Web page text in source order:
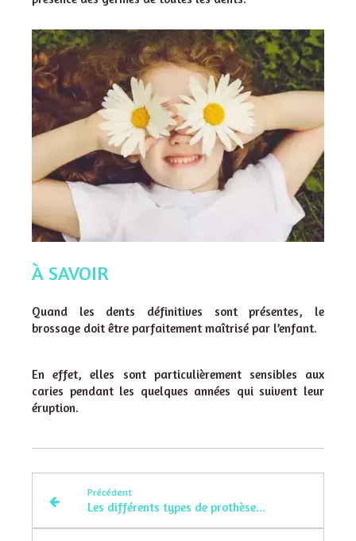
À SAVOIR
Quand les dents définitives sont présentes, le
brossage doit être parfaitement maîtrisé par l’enfant.
En effet, elles sont particulièrement sensibles aux
caries pendant les quelques années qui suivent leur
éruption.
Précédent
Les différents types de prothèses dentaires